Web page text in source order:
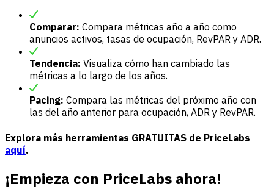
Comparar: Compara métricas año a año como
anuncios activos, tasas de ocupación, RevPAR y ADR.
Tendencia: Visualiza cómo han cambiado las
métricas a lo largo de los años.
Pacing: Compara las métricas del próximo año con
las del año anterior para ocupación, ADR y RevPAR.
Explora más herramientas GRATUITAS de PriceLabs
aquí.
¡Empieza con PriceLabs ahora!